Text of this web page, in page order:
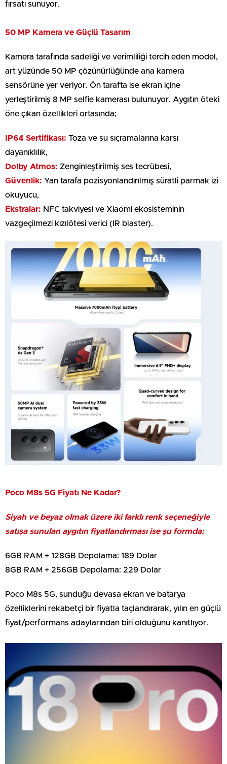
fırsatı sunuyor.
50 MP Kamera ve Güçlü Tasarım
Kamera tarafında sadeliği ve verimliliği tercih eden model,
art yüzünde 50 MP çözünürlüğünde ana kamera
sensörüne yer veriyor. Ön tarafta ise ekran içine
yerleştirilmiş 8 MP selfie kamerası bulunuyor. Aygıtın öteki
öne çıkan özellikleri ortasında;
IP64 Sertifikası: Toza ve su sıçramalarına karşı
dayanıklılık,
Dolby Atmos: Zenginleştirilmiş ses tecrübesi,
Güvenlik: Yan tarafa pozisyonlandırılmış süratli parmak izi
okuyucu,
Ekstralar: NFC takviyesi ve Xiaomi ekosisteminin
vazgeçilmezi kızılötesi verici (IR blaster).
Poco M8s 5G Fiyatı Ne Kadar?
Siyah ve beyaz olmak üzere iki farklı renk seçeneğiyle
satışa sunulan aygıtın fiyatlandırması ise şu formda:
6GB RAM + 128GB Depolama: 189 Dolar
8GB RAM + 256GB Depolama: 229 Dolar
Poco M8s 5G, sunduğu devasa ekran ve batarya
özelliklerini rekabetçi bir fiyatla taçlandırarak, yılın en güçlü
fiyat/performans adaylarından biri olduğunu kanıtlıyor.